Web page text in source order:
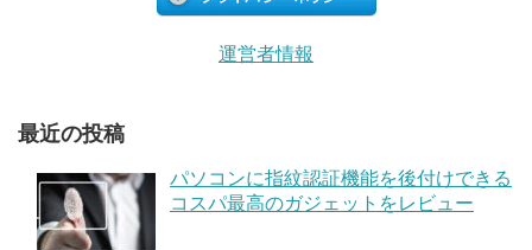
運営者情報
最近の投稿
パソコンに指紋認証機能を後付けできる
コスパ最高のガジェットをレビュー